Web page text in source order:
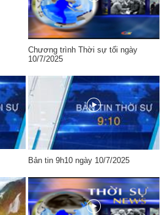
Chương trình Thời sự tối ngày
10/7/2025
Bản tin 9h10 ngày 10/7/2025